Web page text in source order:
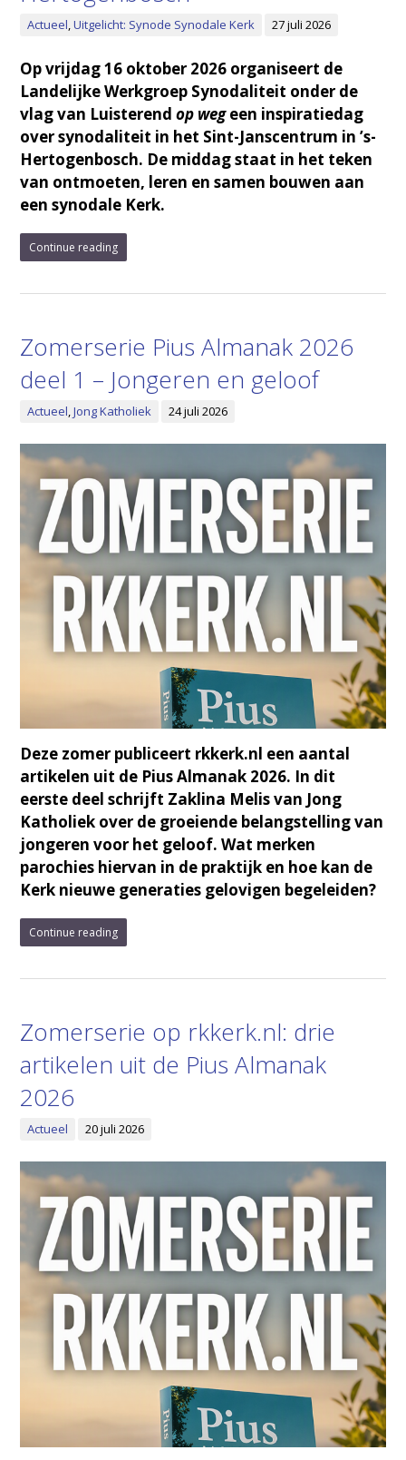
Actueel,Uitgelicht: Synode Synodale Kerk 27 juli 2026
Op vrijdag 16 oktober 2026 organiseert de
Landelijke Werkgroep Synodaliteit onder de
vlag van Luisterend op wegeen inspiratiedag
over synodaliteit in het Sint-Janscentrum in ’s-
Hertogenbosch. De middag staat in het teken
van ontmoeten, leren en samen bouwen aan
een synodale Kerk.
Continue reading
Zomerserie Pius Almanak 2026
deel 1 – Jongeren en geloof
Actueel,Jong Katholiek 24 juli 2026
Deze zomer publiceert rkkerk.nl een aantal
artikelen uit de Pius Almanak 2026. In dit
eerste deel schrijft Zaklina Melis van Jong
Katholiek over de groeiende belangstelling van
jongeren voor het geloof. Wat merken
parochies hiervan in de praktijk en hoe kan de
Kerk nieuwe generaties gelovigen begeleiden?
Continue reading
Zomerserie op rkkerk.nl: drie
artikelen uit de Pius Almanak
2026
Actueel 20 juli 2026